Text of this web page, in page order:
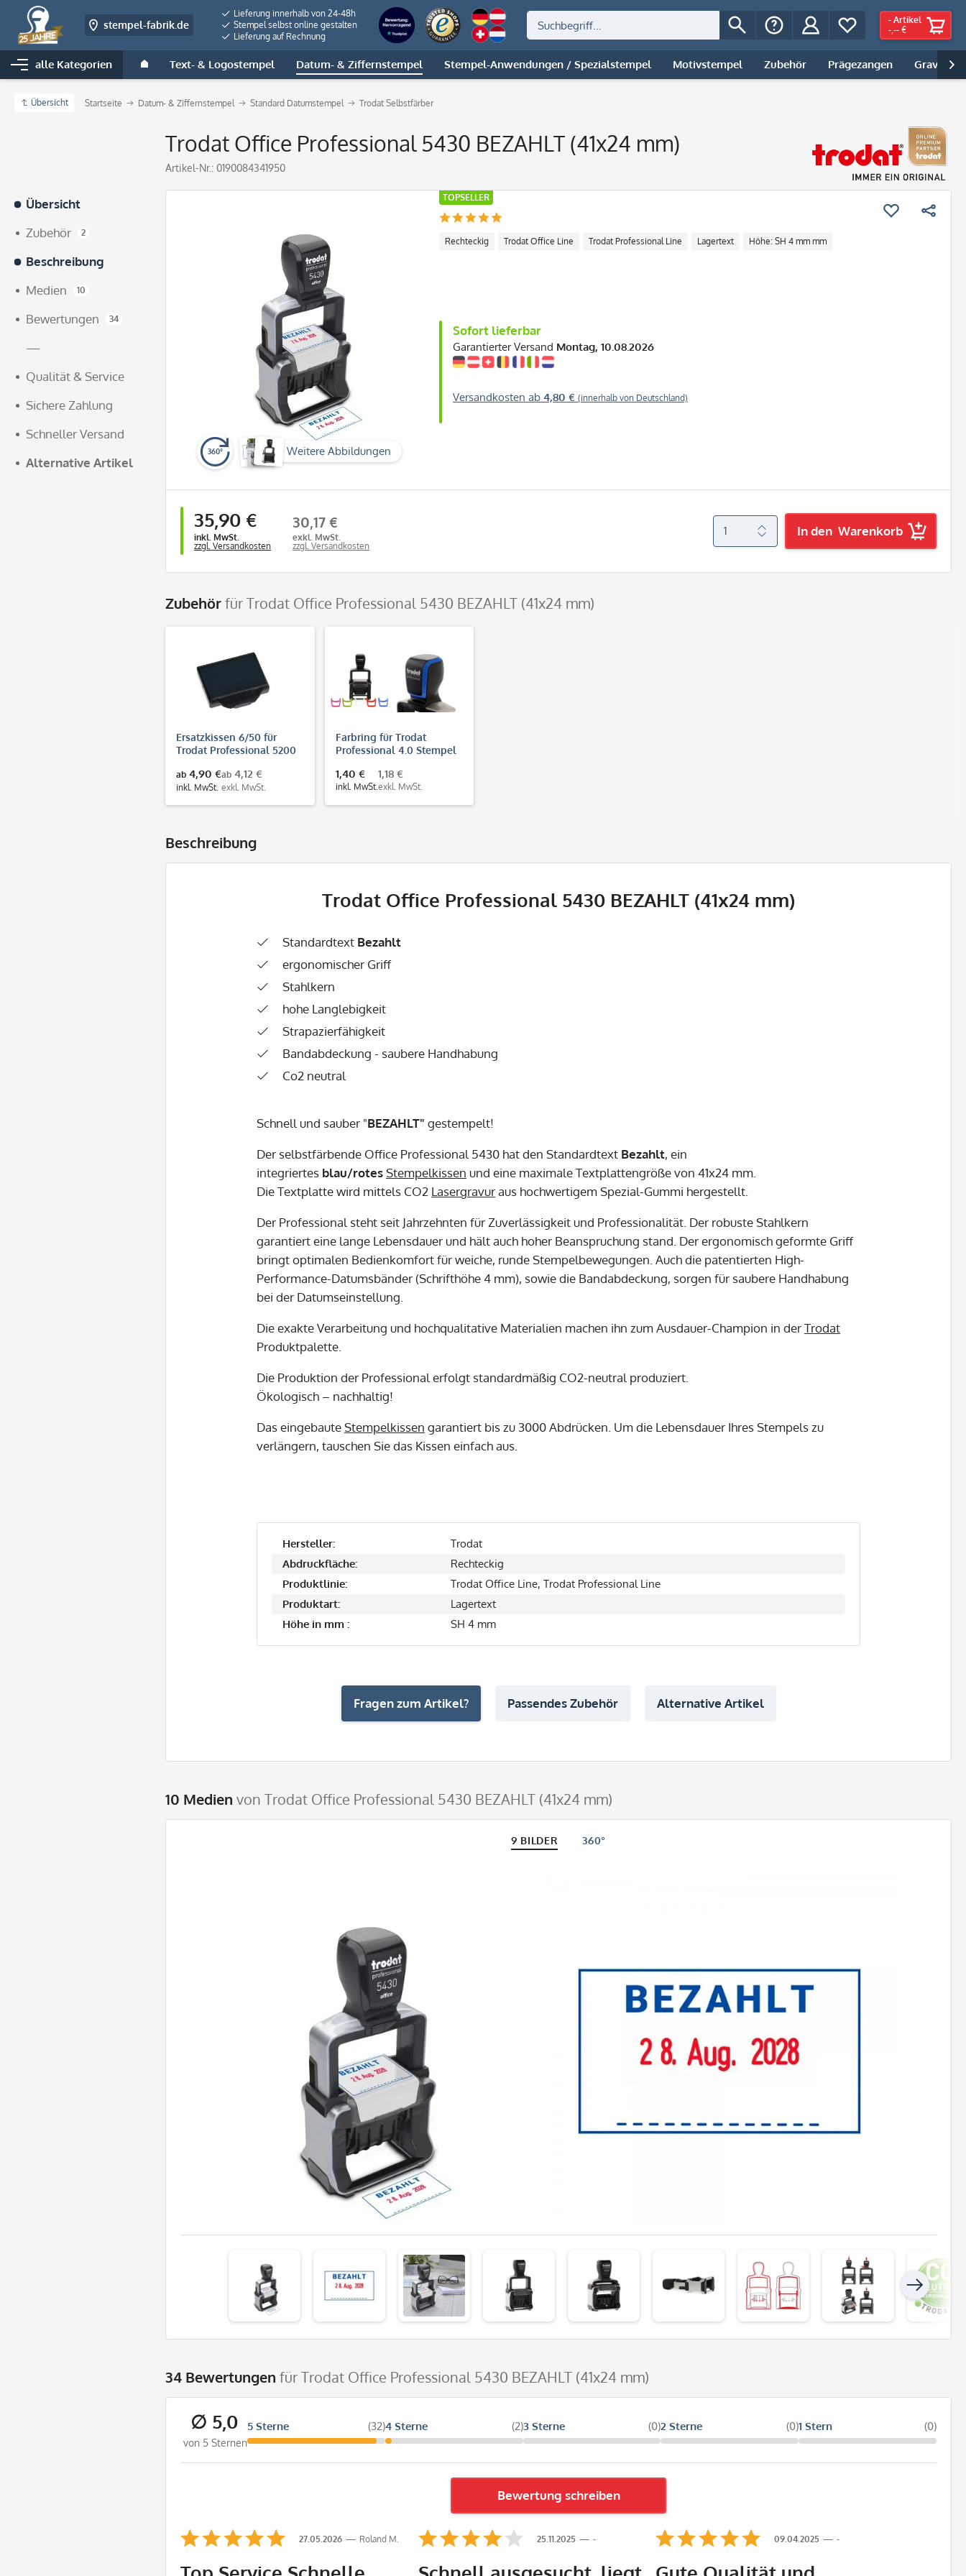
stempel-fabrik.de
Lieferung innerhalb von 24-48h
Stempel selbst online gestalten
Lieferung auf Rechnung
- Artikel
-,-- €
alle Kategorien Text- & Logostempel Datum- & Ziffernstempel Stempel-Anwendungen / Spezialstempel Motivstempel Zubehör Prägezangen Gravur |

Übersicht Startseite Datum- & Ziffernstempel Standard Datumstempel Trodat Selbstfärber
Trodat Office Professional 5430 BEZAHLT (41x24 mm)
Artikel-Nr.: 0190084341950
Übersicht
Zubehör
2
Beschreibung
Medien
10
Bewertungen 34
—
Qualität & Service
Sichere Zahlung
Schneller Versand
Alternative Artikel
360° Weitere Abbildungen
TOPSELLER
Rechteckig Trodat Office Line Trodat Professional Line Lagertext Höhe: SH 4 mm mm
Sofort lieferbar
Garantierter Versand Montag, 10.08.2026
Versandkosten ab 4,80 € (innerhalb von Deutschland)
35,90 €
inkl. MwSt.
zzgl. Versandkosten
30,17 €
exkl. MwSt.
zzgl. Versandkosten
In den Warenkorb
Zubehörfür Trodat Office Professional 5430 BEZAHLT (41x24 mm)
Ersatzkissen 6/50 für
Trodat Professional 5200
ab 4,90 €
inkl. MwSt.
ab 4,12 €
exkl. MwSt.
Farbring für Trodat
Professional 4.0 Stempel
1,40 €
inkl. MwSt.
1,18 €
exkl. MwSt.
Beschreibung
Trodat Office Professional 5430 BEZAHLT (41x24 mm)
Standardtext Bezahlt
ergonomischer Griff
Stahlkern
hohe Langlebigkeit
Strapazierfähigkeit
Bandabdeckung - saubere Handhabung
Co2 neutral
Schnell und sauber "BEZAHLT" gestempelt!
Der selbstfärbende Office Professional 5430 hat den Standardtext Bezahlt, ein
integriertes blau/rotesStempelkissen und eine maximale Textplattengröße von 41x24 mm.
Die Textplatte wird mittels CO2 Lasergravuraus hochwertigem Spezial-Gummi hergestellt.
Der Professional steht seit Jahrzehnten für Zuverlässigkeit und Professionalität. Der robuste Stahlkern
garantiert eine lange Lebensdauer und hält auch hoher Beanspruchung stand. Der ergonomisch geformte Griff
bringt optimalen Bedienkomfort für weiche, runde Stempelbewegungen. Auch die patentierten High-
Performance-Datumsbänder (Schrifthöhe 4 mm), sowie die Bandabdeckung, sorgen für saubere Handhabung
bei der Datumseinstellung.
Die exakte Verarbeitung und hochqualitative Materialien machen ihn zum Ausdauer-Champion in derTrodat
Produktpalette.
Die Produktion der Professional erfolgt standardmäßig CO2-neutral produziert.
Ökologisch – nachhaltig!
Das eingebauteStempelkissen garantiert bis zu 3000 Abdrücken. Um die Lebensdauer Ihres Stempels zu
verlängern, tauschen Sie das Kissen einfach aus.
Hersteller:
Trodat
Abdruckfläche:
Rechteckig
Produktlinie:
Trodat Office Line, Trodat Professional Line
Produktart:
Lagertext
Höhe in mm :
SH 4 mm
Fragen zum Artikel? Passendes Zubehör Alternative Artikel
10 Medien von Trodat Office Professional 5430 BEZAHLT (41x24 mm)
9 BILDER 360°
34 Bewertungen für Trodat Office Professional 5430 BEZAHLT (41x24 mm)
∅ 5,0
von 5 Sternen
5 Sterne (32)4 Sterne (2)3 Sterne (0)2 Sterne (0)1 Stern (0)
Bewertung schreiben
Roland M.
27.05.2026 -
25.11.2025 -
09.04.2025